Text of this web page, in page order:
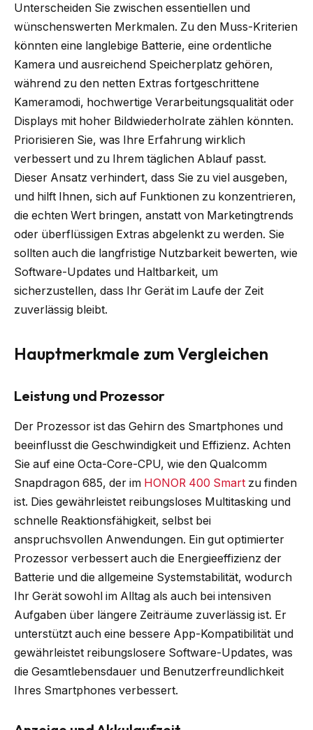
Unterscheiden Sie zwischen essentiellen und
wünschenswerten Merkmalen. Zu den Muss-Kriterien
könnten eine langlebige Batterie, eine ordentliche
Kamera und ausreichend Speicherplatz gehören,
während zu den netten Extras fortgeschrittene
Kameramodi, hochwertige Verarbeitungsqualität oder
Displays mit hoher Bildwiederholrate zählen könnten.
Priorisieren Sie, was Ihre Erfahrung wirklich
verbessert und zu Ihrem täglichen Ablauf passt.
Dieser Ansatz verhindert, dass Sie zu viel ausgeben,
und hilft Ihnen, sich auf Funktionen zu konzentrieren,
die echten Wert bringen, anstatt von Marketingtrends
oder überflüssigen Extras abgelenkt zu werden. Sie
sollten auch die langfristige Nutzbarkeit bewerten, wie
Software-Updates und Haltbarkeit, um
sicherzustellen, dass Ihr Gerät im Laufe der Zeit
zuverlässig bleibt.
Hauptmerkmale zum Vergleichen
Leistung und Prozessor
Der Prozessor ist das Gehirn des Smartphones und
beeinflusst die Geschwindigkeit und Effizienz. Achten
Sie auf eine Octa-Core-CPU, wie den Qualcomm
Snapdragon 685, der im HONOR 400 Smart zu finden
ist. Dies gewährleistet reibungsloses Multitasking und
schnelle Reaktionsfähigkeit, selbst bei
anspruchsvollen Anwendungen. Ein gut optimierter
Prozessor verbessert auch die Energieeffizienz der
Batterie und die allgemeine Systemstabilität, wodurch
Ihr Gerät sowohl im Alltag als auch bei intensiven
Aufgaben über längere Zeiträume zuverlässig ist. Er
unterstützt auch eine bessere App-Kompatibilität und
gewährleistet reibungslosere Software-Updates, was
die Gesamtlebensdauer und Benutzerfreundlichkeit
Ihres Smartphones verbessert.